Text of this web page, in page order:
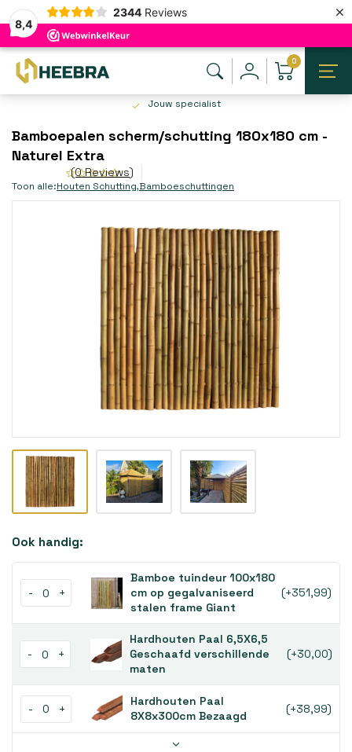
8,4
2344 Reviews ×
0
Jouw specialist
Bamboepalen scherm/schutting 180x180 cm -
Naturel Extra
(0 Reviews)
Toon alle:Houten Schutting,Bamboeschuttingen
Ook handig:
- +
Bamboe tuindeur 100x180
cm op gegalvaniseerd
stalen frame Giant
(+351,99)
- +
Hardhouten Paal 6,5X6,5
Geschaafd verschillende
maten
(+30,00)
- +
Hardhouten Paal
8X8x300cm Bezaagd
(+38,99)